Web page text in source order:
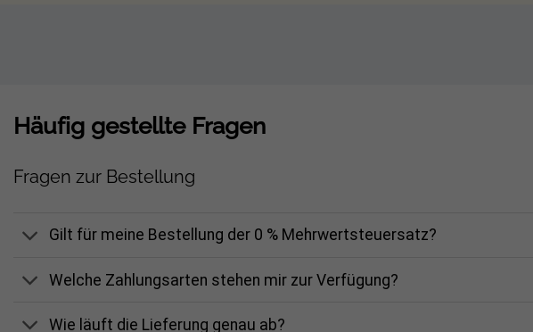
Häufig gestellte Fragen
Fragen zur Bestellung
Gilt für meine Bestellung der 0 % Mehrwertsteuersatz?
Welche Zahlungsarten stehen mir zur Verfügung?
Wie läuft die Lieferung genau ab?